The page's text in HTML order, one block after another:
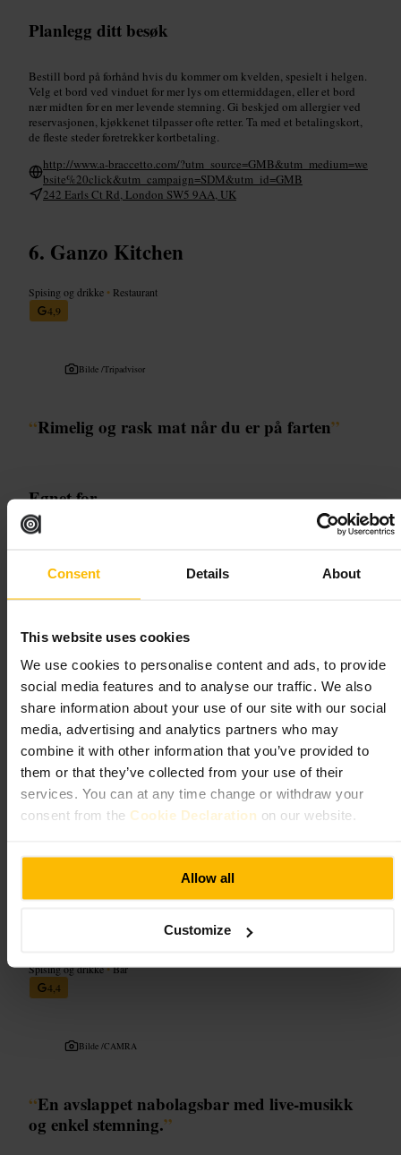
Consent Details About
This website uses cookies
We use cookies to personalise content and ads, to provide
social media features and to analyse our traffic. We also
share information about your use of our site with our social
media, advertising and analytics partners who may
combine it with other information that you’ve provided to
them or that they’ve collected from your use of their
services. You can at any time change or withdraw your
consent from the Cookie Declaration on our website.
Allow all
Customize
Planlegg ditt besøk
Bestill bord på forhånd hvis du kommer om kvelden, spesielt i helgen.
Velg et bord ved vinduet for mer lys om ettermiddagen, eller et bord
nær midten for en mer levende stemning. Gi beskjed om allergier ved
reservasjonen, kjøkkenet tilpasser ofte retter. Ta med et betalingskort,
de fleste steder foretrekker kortbetaling.
http://www.a-braccetto.com/?utm_source=GMB&utm_medium=we
bsite%20click&utm_campaign=SDM&utm_id=GMB
242 Earls Ct Rd, London SW5 9AA, UK
Ganzo Kitchen
Spising og drikke • Restaurant
4,9
Bilde /Tripadvisor
“Rimelig og rask mat når du er på farten”
Egnet for
#
Hva du kan forvente
Du kan forvente en uformell atmosfære og raske serveringer. Menyen er
tilpasset folk som vil ha et godt måltid uten lang ventetid. Lokalet
fungerer godt for både solo-spising, venner og uformelle
forretningslunsjer.
Planlegg ditt besøk
Sjekk meny og åpningstider på forhånd, så unngår du overraskelser.
Hvis dere er flere, vurder å komme litt tidligere for å få sitteplass. Ta
med seg selv, eller inviter en venn for en uformell kveld uten
https://ganzokitchen.co.uk/
62 Kensington High St, London W8 4PE, UK
Spising og drikke•Bar
4,4
Bilde /CAMRA
“En avslappet nabolagsbar med live-musikk
og enkel stemning.”